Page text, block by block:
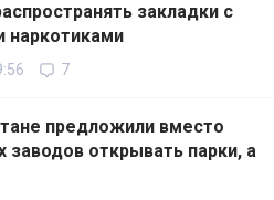
закладки с
7
предложили вместо
заводов открывать парки, а